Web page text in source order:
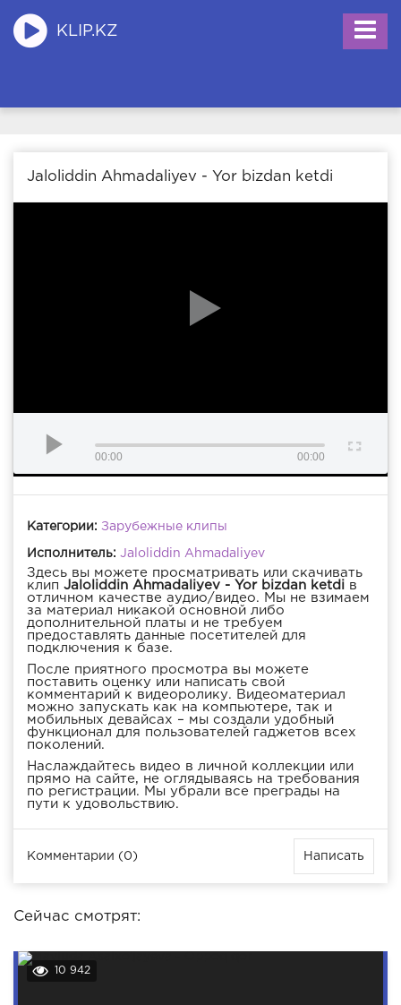
KLIP.KZ
Jaloliddin Ahmadaliyev - Yor bizdan ketdi
00:00 00:00
Категории: Зарубежные клипы
Исполнитель: Jaloliddin Ahmadaliyev
Здесь вы можете просматривать или скачивать
клип Jaloliddin Ahmadaliyev - Yor bizdan ketdi в
отличном качестве аудио/видео. Мы не взимаем
за материал никакой основной либо
дополнительной платы и не требуем
предоставлять данные посетителей для
подключения к базе.
После приятного просмотра вы можете
поставить оценку или написать свой
комментарий к видеоролику. Видеоматериал
можно запускать как на компьютере, так и
мобильных девайсах – мы создали удобный
функционал для пользователей гаджетов всех
поколений.
Наслаждайтесь видео в личной коллекции или
прямо на сайте, не оглядываясь на требования
по регистрации. Мы убрали все преграды на
пути к удовольствию.
Комментарии (0) Написать
Сейчас смотрят:
10 942